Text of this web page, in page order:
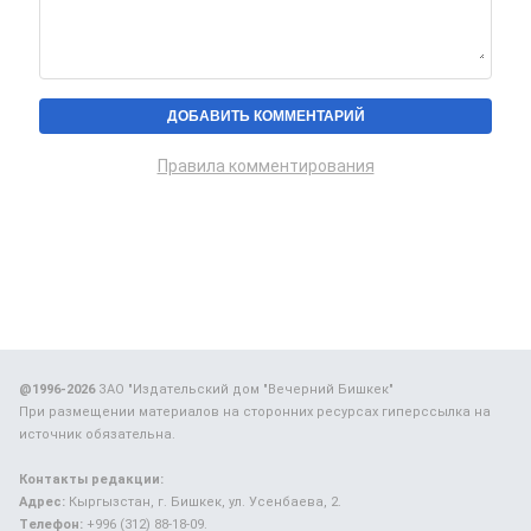
Правила комментирования
@1996-2026ЗАО "Издательский дом "Вечерний Бишкек"
При размещении материалов на сторонних ресурсах гиперссылка на
источник обязательна.
Контакты редакции:
Адрес: Кыргызстан, г. Бишкек, ул. Усенбаева, 2.
Телефон: +996 (312) 88-18-09.